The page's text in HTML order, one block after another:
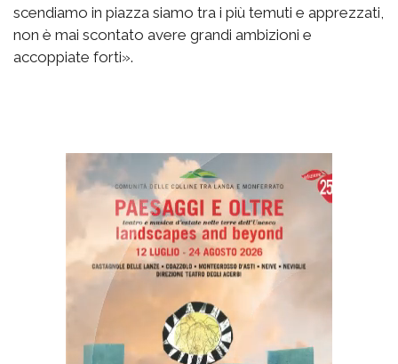
scendiamo in piazza siamo tra i più temuti e apprezzati,
non è mai scontato avere grandi ambizioni e
accoppiate forti».